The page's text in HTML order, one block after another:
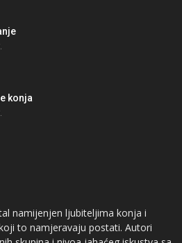
konja
namijenjen ljubiteljima konja i
to namjeravaju postati. Autori